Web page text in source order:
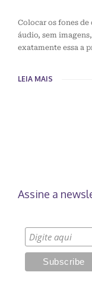
Colocar os fones
áudio, sem
exatamente essa a
LEIA MAIS
Assine a